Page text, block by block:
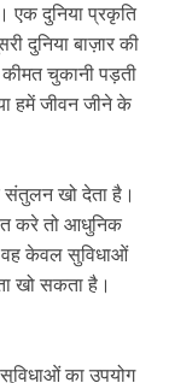
एक दुनिया प्रकृति
दुनिया बाज़ार की
चुकानी पड़ती
हमें जीवन जीने के
संतुलन खो देता है।
करे तो आधुनिक
वह केवल सुविधाओं
खो सकता है।
का उपयोग